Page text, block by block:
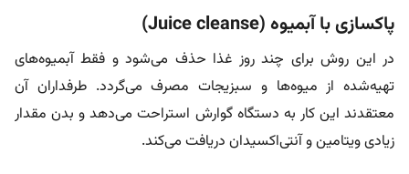
پاکسازی با آبمیوه (Juice cleanse)
در این روش برای چند روز غذا حذف می‌شود و فقط آبمیوه‌های
تهیه‌شده از میوه‌ها و سبزیجات مصرف می‌گردد. طرفداران آن
معتقدند این کار به دستگاه گوارش استراحت می‌دهد و بدن مقدار
زیادی ویتامین و آنتی‌اکسیدان دریافت می‌کند.